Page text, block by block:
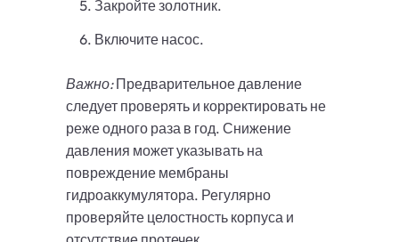
Закройте золотник.
Включите насос.
Важно:Предварительное давление
следует проверять и корректировать не
реже одного раза в год. Снижение
давления может указывать на
повреждение мембраны
гидроаккумулятора. Регулярно
проверяйте целостность корпуса и